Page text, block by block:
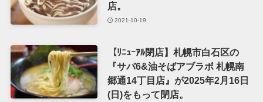
店。
2021-10-19
【ﾘﾆｭｰｱﾙ閉店】札幌市白石区の
『サバ6&油そばアブラボ 札幌南
郷通14丁目店』が2025年2月16日
(日)をもって閉店。